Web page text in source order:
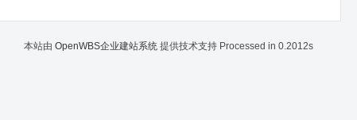
本站由 OpenWBS企业建站系统 提供技术支持 Processed in 0.2012s